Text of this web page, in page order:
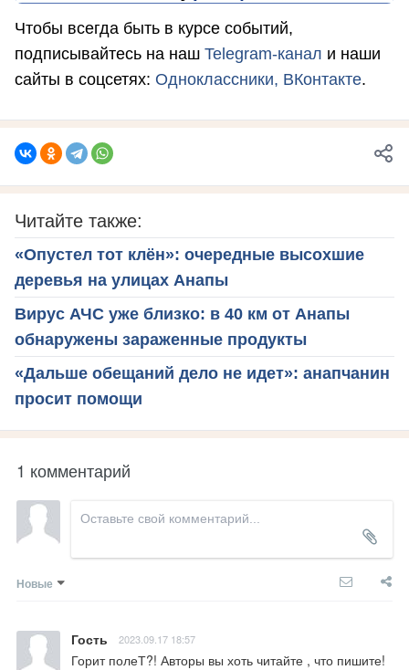
Чтобы всегда быть в курсе событий,
подписывайтесь на наш Telegram-канал и наши
сайты в соцсетях: Одноклассники, ВКонтакте.
Читайте также:
«Опустел тот клён»: очередные высохшие
деревья на улицах Анапы
Вирус АЧС уже близко: в 40 км от Анапы
обнаружены зараженные продукты
«Дальше обещаний дело не идет»: анапчанин
просит помощи
1 комментарий
Новые
Гость 2023.09.17 18:57
Горит полеТ?! Авторы вы хоть читайте , что пишите!